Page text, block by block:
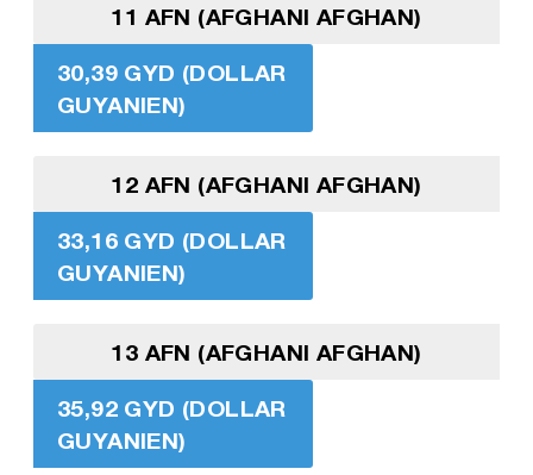
11 AFN (AFGHANI AFGHAN)
30,39 GYD (DOLLAR
GUYANIEN)
12 AFN (AFGHANI AFGHAN)
33,16 GYD (DOLLAR
GUYANIEN)
13 AFN (AFGHANI AFGHAN)
35,92 GYD (DOLLAR
GUYANIEN)